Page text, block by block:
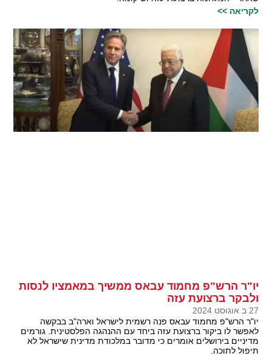
לקריאה >>
יו"ר הרש"פ מחמוד עבאס ממשיך במאמציו לנסות
ולבקר ברצועת עזה
27 ב אוגוסט 2024
יו"ר הרש"פ מחמוד עבאס פנה רשמית לישראל וארה"ב בבקשה
לאפשר לו ביקור ברצועת עזה ביחד עם ההנהגה הפלסטינית. גורמים
מדיניים בירושלים אומרים כי מדובר במלכודת מדינית שישראל לא
תיפול לתוכה.